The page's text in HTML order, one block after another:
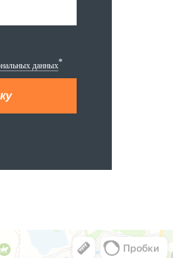
данных*